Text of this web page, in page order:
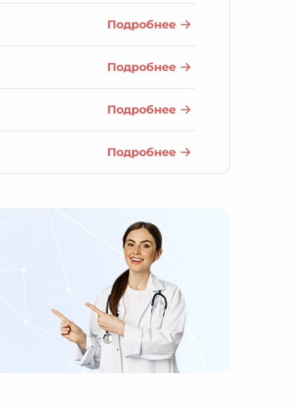
Подробнее
Подробнее
Подробнее
Подробнее